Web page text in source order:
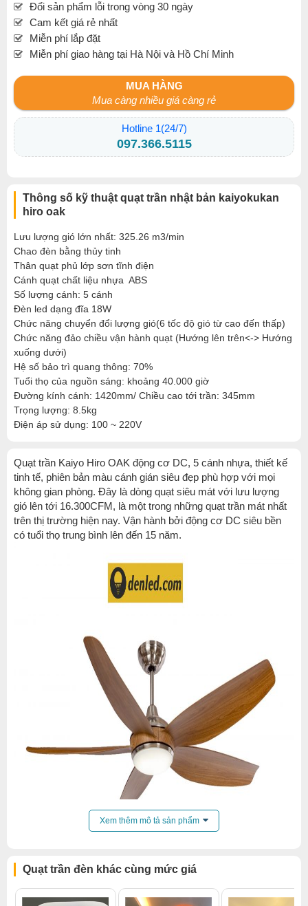
Đổi sản phẩm lỗi trong vòng 30 ngày
Cam kết giá rẻ nhất
Miễn phí lắp đặt
Miễn phí giao hàng tại Hà Nội và Hồ Chí Minh
MUA HÀNG
Mua càng nhiều giá càng rẻ
Hotline 1(24/7)
097.366.5115
Thông số kỹ thuật quạt trần nhật bản kaiyokukan
hiro oak
Lưu lượng gió lớn nhất: 325.26 m3/min
Chao đèn bằng thủy tinh
Thân quạt phủ lớp sơn tĩnh điện
Cánh quạt chất liệu nhựa ABS
Số lượng cánh: 5 cánh
Đèn led dạng đĩa 18W
Chức năng chuyển đổi lượng gió(6 tốc độ gió từ cao đến thấp)
Chức năng đảo chiều vận hành quạt (Hướng lên trên<-> Hướng
xuống dưới)
Hệ số bảo trì quang thông: 70%
Tuổi thọ của nguồn sáng: khoảng 40.000 giờ
Đường kính cánh: 1420mm/ Chiều cao tới trần: 345mm
Trọng lượng: 8.5kg
Điện áp sử dụng: 100 ~ 220V
Quạt trần Kaiyo Hiro OAK động cơ DC, 5 cánh nhựa, thiết kế
tinh tế, phiên bản màu cánh gián siêu đẹp phù hợp với mọi
không gian phòng. Đây là dòng quạt siêu mát với lưu lượng
gió lên tới 16.300CFM, là một trong những quạt trần mát nhất
trên thị trường hiện nay. Vận hành bởi động cơ DC siêu bền
có tuổi thọ trung bình lên đến 15 năm.
Xem thêm mô tả sản phẩm
Quạt trần đèn khác cùng mức giá